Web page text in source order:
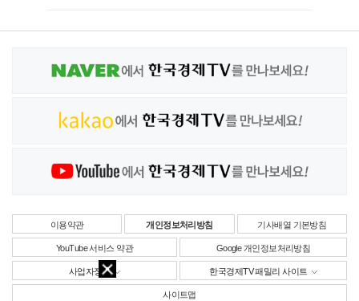
이용약관 개인정보처리방침 기사배열 기본방침
YouTube 서비스 약관 Google 개인정보처리방침
사업자정보 한국경제TV 패밀리 사이트
사이트맵